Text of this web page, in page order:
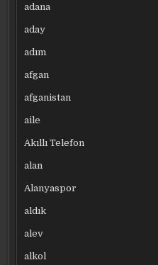
adana
aday
adım
afgan
afganistan
aile
Akıllı Telefon
alan
Alanyaspor
aldık
alev
alkol